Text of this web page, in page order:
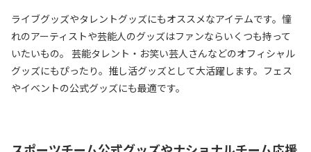
ライブグッズやタレントグッズにもオススメなアイテムです。憧
れのアーティストや芸能人のグッズはファンならいくつも持って
いたいもの。 芸能タレント・お笑い芸人さんなどのオフィシャル
グッズにもぴったり。推し活グッズとして大活躍します。フェス
やイベントの公式グッズにも最適です。